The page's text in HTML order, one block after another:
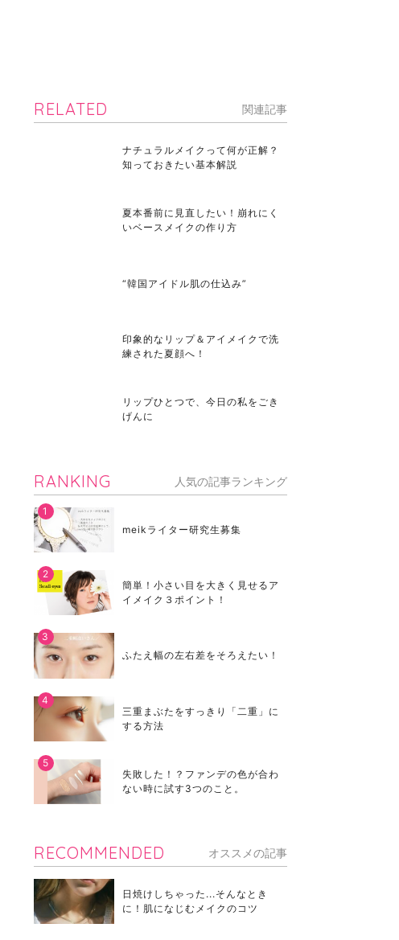
RELATED 関連記事
ナチュラルメイクって何が正解？
知っておきたい基本解説
夏本番前に見直したい！崩れにく
いベースメイクの作り方
“韓国アイドル肌の仕込み”
印象的なリップ＆アイメイクで洗
練された夏顔へ！
リップひとつで、今日の私をごき
げんに
RANKING 人気の記事ランキング
meikライター研究生募集
簡単！小さい目を大きく見せるア
イメイク３ポイント！
ふたえ幅の左右差をそろえたい！
三重まぶたをすっきり「二重」に
する方法
失敗した！？ファンデの色が合わ
ない時に試す3つのこと。
RECOMMENDED オススメの記事
日焼けしちゃった...そんなとき
に！肌になじむメイクのコツ